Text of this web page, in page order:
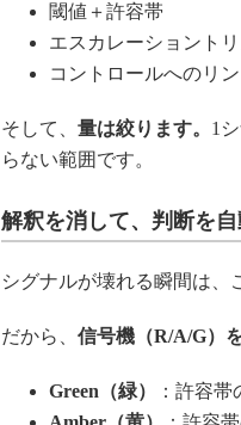
閾値＋許容帯
エスカレーショント
コントロールへのリ
そして、 量は絞ります。 1
らない範囲です。
解釈を消して、判断を
シグナルが壊れる瞬間は、
だから、 信号機（R/A/G）
Green （緑）
：許容